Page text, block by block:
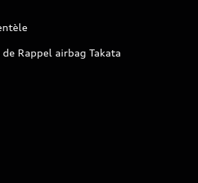
de Rappel airbag Takata